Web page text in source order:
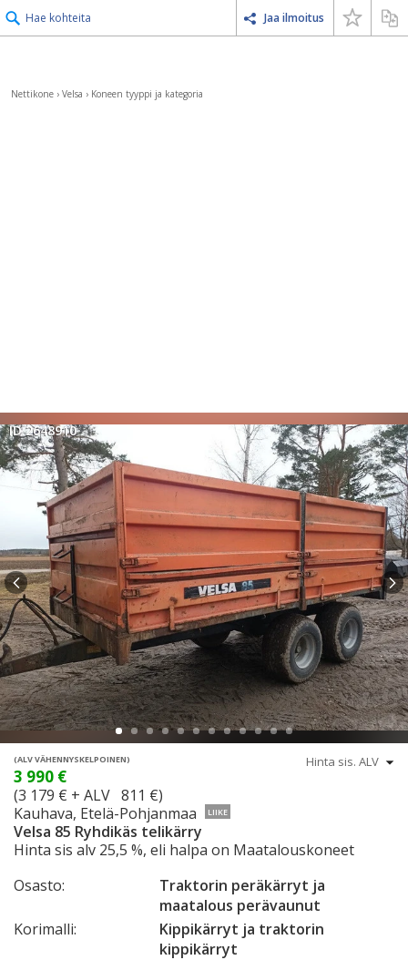
Hae kohteita Jaa ilmoitus
Nettikone › Velsa › Koneen tyyppi ja kategoria
ID 2648910
(ALV VÄHENNYSKELPOINEN)
3 990 €
(3 179 € + ALV 811 €)
Kauhava, Etelä-Pohjanmaa
LIIKE
Velsa 85 Ryhdikäs telikärry
Hinta sis alv 25,5 %, eli halpa on Maatalouskoneet
Osasto:
Traktorin peräkärryt ja
maatalous perävaunut
Korimalli:
Kippikärryt ja traktorin
kippikärryt